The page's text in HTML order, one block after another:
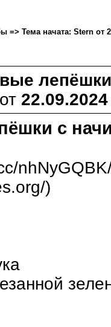
Тема начата: Stern от
от
с
)